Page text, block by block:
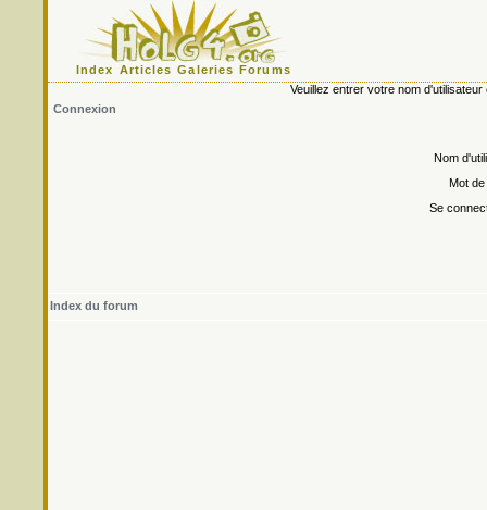
Index Articles Galeries Forums
Veuillez entrer votre nom
Connexion
Nom
Mot
Se
Index du forum